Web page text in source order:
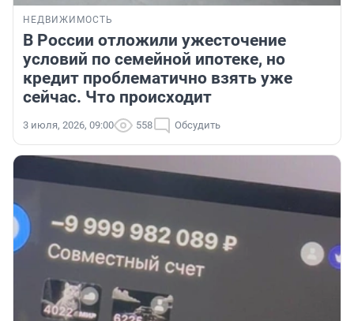
НЕДВИЖИМОСТЬ
В России отложили ужесточение
условий по семейной ипотеке, но
кредит проблематично взять уже
сейчас. Что происходит
3 июля, 2026, 09:00 558 Обсудить